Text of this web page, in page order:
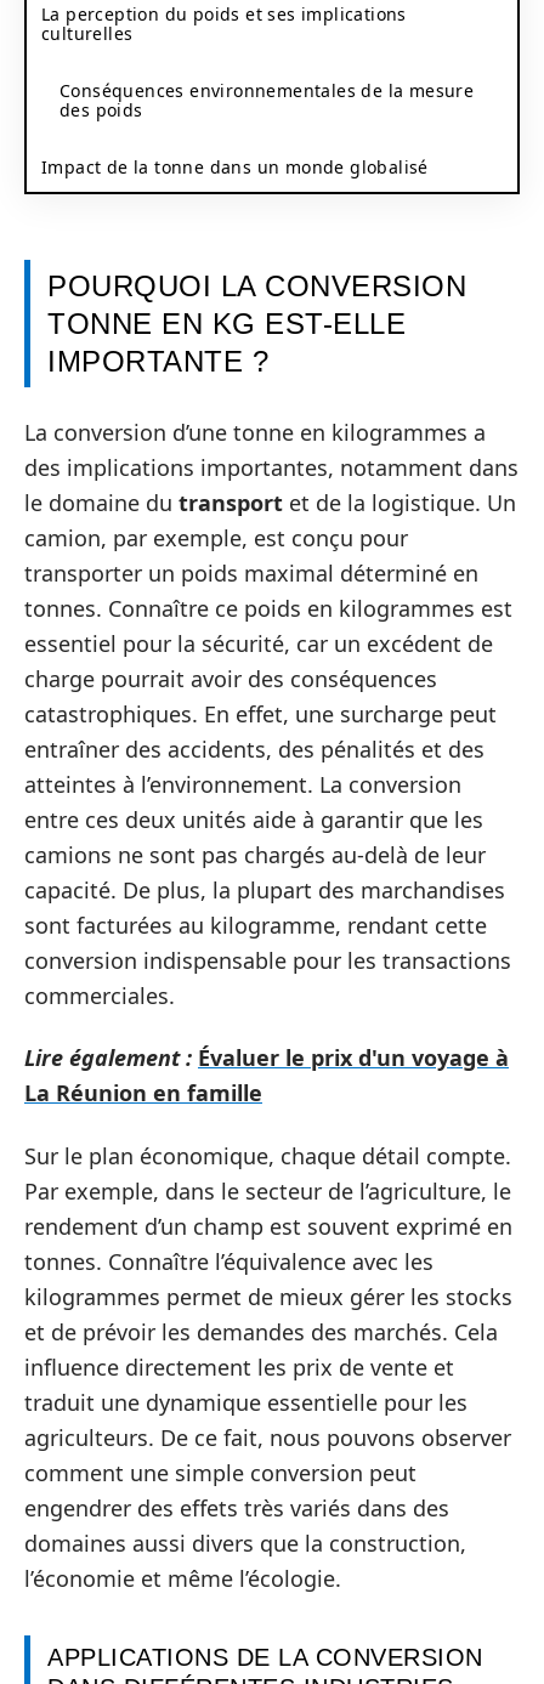
La perception du poids et ses implications
culturelles
Conséquences environnementales de la mesure
des poids
Impact de la tonne dans un monde globalisé
POURQUOI LA CONVERSION
TONNE EN KG EST-ELLE
IMPORTANTE ?
La conversion d’une tonne en kilogrammes a
des implications importantes, notamment dans
le domaine du transport et de la logistique. Un
camion, par exemple, est conçu pour
transporter un poids maximal déterminé en
tonnes. Connaître ce poids en kilogrammes est
essentiel pour la sécurité, car un excédent de
charge pourrait avoir des conséquences
catastrophiques. En effet, une surcharge peut
entraîner des accidents, des pénalités et des
atteintes à l’environnement. La conversion
entre ces deux unités aide à garantir que les
camions ne sont pas chargés au-delà de leur
capacité. De plus, la plupart des marchandises
sont facturées au kilogramme, rendant cette
conversion indispensable pour les transactions
commerciales.
Lire également : Évaluer le prix d'un voyage à
La Réunion en famille
Sur le plan économique, chaque détail compte.
Par exemple, dans le secteur de l’agriculture, le
rendement d’un champ est souvent exprimé en
tonnes. Connaître l’équivalence avec les
kilogrammes permet de mieux gérer les stocks
et de prévoir les demandes des marchés. Cela
influence directement les prix de vente et
traduit une dynamique essentielle pour les
agriculteurs. De ce fait, nous pouvons observer
comment une simple conversion peut
engendrer des effets très variés dans des
domaines aussi divers que la construction,
l’économie et même l’écologie.
APPLICATIONS DE LA CONVERSION